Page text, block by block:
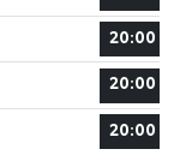
20:00
20:00
20:00